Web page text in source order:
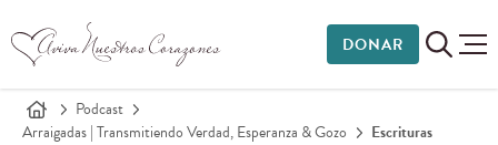
DONAR
Podcast
Arraigadas | Transmitiendo Verdad, Esperanza & Gozo
Escrituras